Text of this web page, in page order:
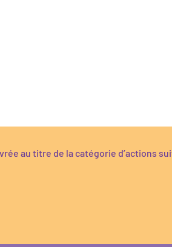
au titre de la catégorie d’actions